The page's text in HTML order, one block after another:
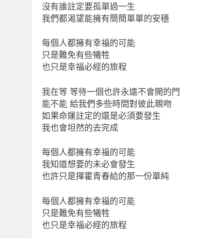
沒有誰註定要孤單過一生
我們都渴望能擁有簡簡單單的安穩
每個人都擁有幸福的可能
只是難免有些犧牲
也只是幸福必經的旅程
我在等 等待一個也許永遠不會開的門
能不能 給我們多些時間對彼此親吻
如果命運註定的還是必須要發生
我也會坦然的去完成
每個人都擁有幸福的可能
我知道想要的未必會發生
也許只是揮霍青春給的那一份單純
每個人都擁有幸福的可能
只是難免有些犧牲
也只是幸福必經的旅程